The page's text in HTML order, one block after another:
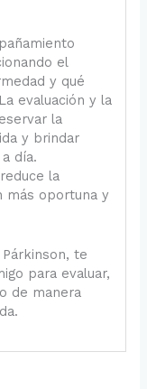
el
y qué
evaluación y la
la
y brindar
día.
la
más oportuna y
te
para evaluar,
de manera